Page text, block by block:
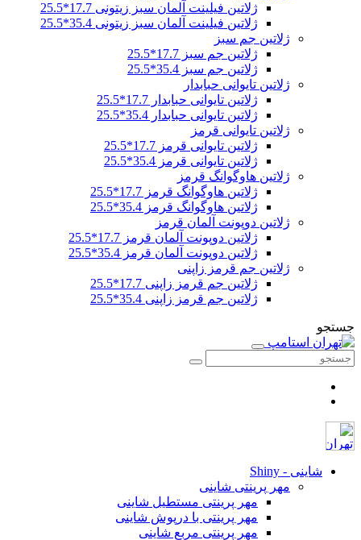
ژلاتین فیلینت آلمان سبز زیتونی 17.7*25.5
ژلاتین فیلینت آلمان سبز زیتونی 35.4*25.5
ژلاتین جم سبز
ژلاتین جم سبز 17.7*25.5
ژلاتین جم سبز 35.4*25.5
ژلاتین تایوانی حبابدار
ژلاتین تایوانی حبابدار 17.7*25.5
ژلاتین تایوانی حبابدار 35.4*25.5
ژلاتین تایوانی قرمز
ژلاتین تایوانی قرمز 17.7*25.5
ژلاتین تایوانی قرمز 35.4*25.5
ژلاتین هاوگوانگ قرمز
ژلاتین هاوگوانگ قرمز 17.7*25.5
ژلاتین هاوگوانگ قرمز 35.4*25.5
ژلاتین دوپونت آلمان قرمز
ژلاتین دوپونت آلمان قرمز 17.7*25.5
ژلاتین دوپونت آلمان قرمز 35.4*25.5
ژلاتین جم قرمز زاپنی
ژلاتین جم قرمز زاپنی 17.7*25.5
ژلاتین جم قرمز زاپنی 35.4*25.5
جستجو
شاینی - Shiny
مهر پرینتی شاینی
مهر پرینتی مستطیل شاینی
مهر پرینتی با درپوش شاینی
مهر پرینتی مربع شاینی